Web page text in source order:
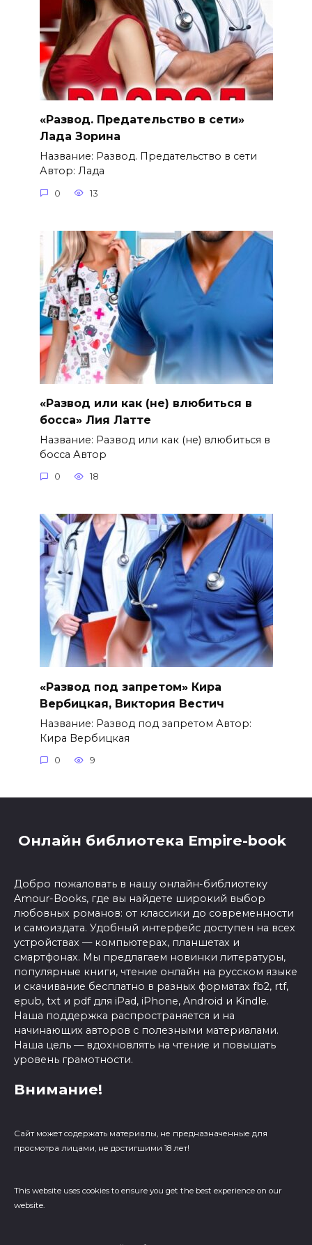
«Развод. Предательство в сети»
Лада Зорина
Название: Развод. Предательство в сети
Автор: Лада
0 13
«Развод или как (не) влюбиться в
босса» Лия Латте
Название: Развод или как (не) влюбиться в
босса Автор
0 18
«Развод под запретом» Кира
Вербицкая, Виктория Вестич
Название: Развод под запретом Автор:
Кира Вербицкая
0 9
Онлайн библиотека Empire-book
Добро пожаловать в нашу онлайн-библиотеку
Amour-Books, где вы найдете широкий выбор
любовных романов: от классики до современности
и самоиздата. Удобный интерфейс доступен на всех
устройствах — компьютерах, планшетах и
смартфонах. Мы предлагаем новинки литературы,
популярные книги, чтение онлайн на русском языке
и скачивание бесплатно в разных форматах fb2, rtf,
epub, txt и pdf для iPad, iPhone, Android и Kindle.
Наша поддержка распространяется и на
начинающих авторов с полезными материалами.
Наша цель — вдохновлять на чтение и повышать
уровень грамотности.
Внимание!
Сайт может содержать материалы, не предназначенные для
просмотра лицами, не достигшими 18 лет!
This website uses cookies to ensure you get the best experience on our
website.